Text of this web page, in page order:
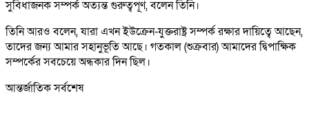
সুবিধাজনক সম্পর্ক অত্যন্ত গুরুত্বপূর্ণ, বলেন তিনি।
তিনি আরও বলেন, যারা এখন ইউক্রেন-যুক্তরাষ্ট্র সম্পর্ক রক্ষার দায়িত্বে আছেন,
তাদের জন্য আমার সহানুভূতি আছে। গতকাল (শুক্রবার) আমাদের দ্বিপাক্ষিক
সম্পর্কের সবচেয়ে অন্ধকার দিন ছিল।
আন্তর্জাতিক সর্বশেষ